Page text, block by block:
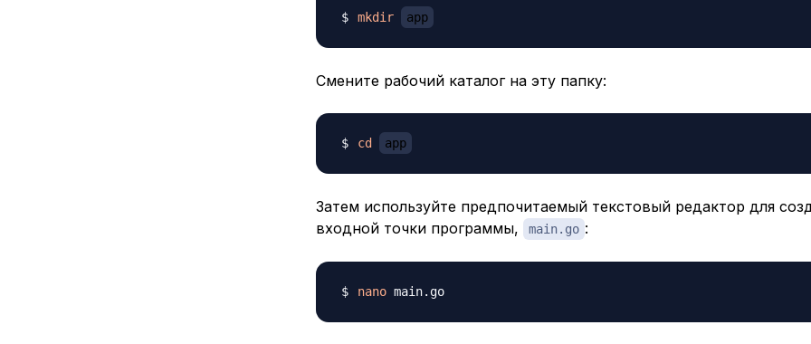
mkdir app
Смените рабочий каталог на эту папку:
cd app
Затем используйте предпочитаемый текстовый редактор для
входной точки программы,
main.go :
nano main.go